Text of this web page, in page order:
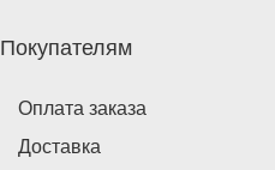
Покупателям
Оплата заказа
Доставка